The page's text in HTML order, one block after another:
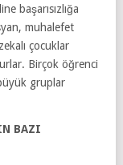
başarısızlığa
muhalefet
çocuklar
Birçok öğrenci
gruplar
BAZI